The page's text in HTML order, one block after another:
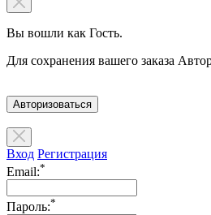
Вы вошли как Гость.
Для сохранения вашего заказа
Авторизоваться
Вход Регистрация
Email:*
Пароль:*